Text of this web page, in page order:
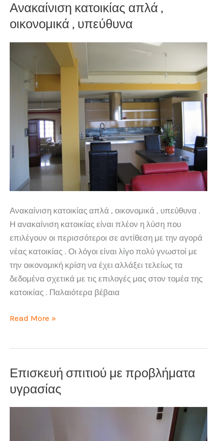
Πεύκη
Ανακαίνιση κατοικίας απλά ,
οικονομικά , υπεύθυνα
Ανακαίνιση κατοικίας απλά , οικονομικά , υπεύθυνα .
Η ανακαίνιση κατοικίας είναι πλέον η λύση που
επιλέγουν οι περισσότεροι σε αντίθεση με την αγορά
νέας κατοικίας . Οι λόγοι είναι λίγο πολύ γνωστοί με
την οικονομική κρίση να έχει αλλάξει τελείως τα
δεδομένα σχετικά με τις επιλογές μας στον τομέα της
κατοικίας . Παλαιότερα βέβαια
Ανακαίνιση
οικονομικά
,
Read More »
Επισκευή σπιτιού με προβλήματα
υγρασίας